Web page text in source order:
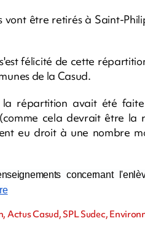
vont être retirés à Saint-
félicité de cette
de la Casud.
répartition avait été
cela devrait être la
eu droit à une nombre
concernant
Actus Casud, SPL Sudec,